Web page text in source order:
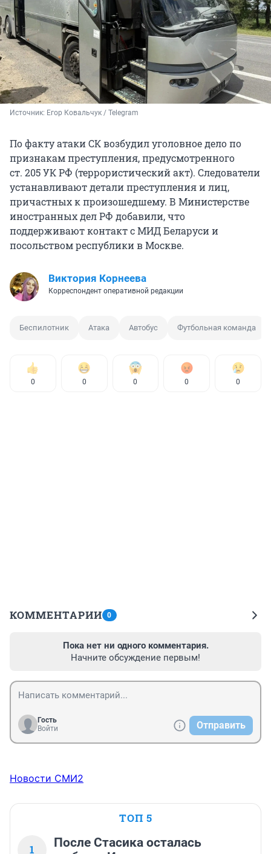
Источник: Егор Ковальчук / Telegram
По факту атаки СК возбудил уголовное дело по
признакам преступления, предусмотренного
ст. 205 УК РФ (террористический акт). Следователи
устанавливают детали преступления и лиц,
причастных к произошедшему. В Министерстве
иностранных дел РФ добавили, что
поддерживают контакт с МИД Беларуси и
посольством республики в Москве.
Виктория Корнеева
Корреспондент оперативной редакции
Беспилотник Атака Автобус Футбольная команда
0 0 0 0 0
КОММЕНТАРИИ 0
Пока нет ни одного комментария.
Начните обсуждение первым!
Гость
Войти
Отправить
Новости СМИ2
ТОП 5
1
После Стасика осталась